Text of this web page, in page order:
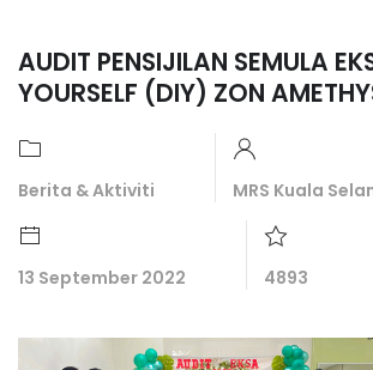
AUDIT PENSIJILAN SEMULA
YOURSELF (DIY) ZON
Berita & Aktiviti MRS Kuala
13 September 2022 4893